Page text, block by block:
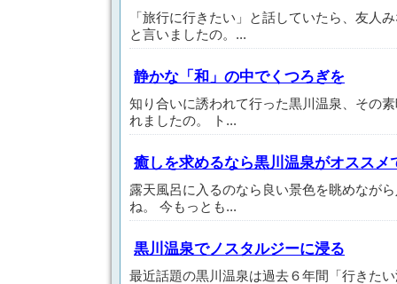
「旅行に行きたい」と話していたら、友人
と言いましたの。...
静かな「和」の中でくつろぎを
知り合いに誘われて行った黒川温泉、その
れましたの。 ト...
癒しを求めるなら黒川温泉がオススメ
露天風呂に入るのなら良い景色を眺めなが
ね。 今もっとも...
黒川温泉でノスタルジーに浸る
最近話題の黒川温泉は過去６年間「行きた